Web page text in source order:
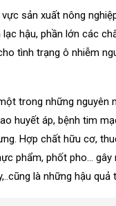
sản xuất nông
hậu, phần lớn các
tình trạng ô nhiễm
trong những nguyên
huyết áp, bệnh tim
Hợp chất hữu cơ,
phẩm, phốt pho… gây
là những hậu